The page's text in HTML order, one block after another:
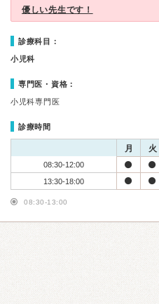
優しい先生です！
診療科目：
小児科
専門医・資格：
小児科専門医
診療時間
月 火
08:30-12:00
13:30-18:00
08:30-13:00